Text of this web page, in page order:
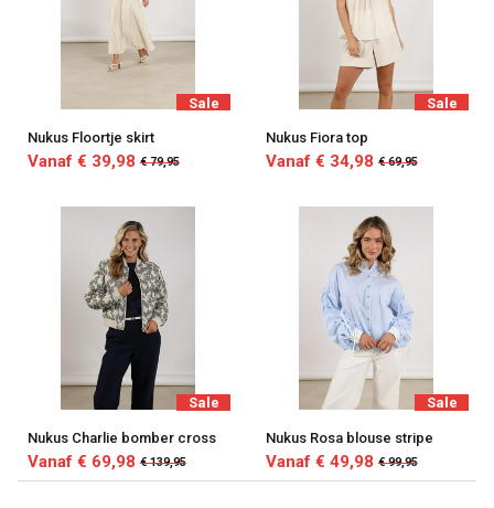
male
mode
Sale
Nukus Floortje skirt
Vanaf € 39,98 € 79,95
Sale
Nukus Fiora top
Vanaf € 34,98 € 69,95
Sale
Nukus Charlie bomber cross
Vanaf € 69,98 € 139,95
Sale
Nukus Rosa blouse stripe
Vanaf € 49,98 € 99,95